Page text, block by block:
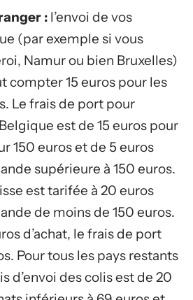
: l’envoi de vos
(par exemple si vous
Namur ou bien Bruxelles)
compter 15 euros pour les
Le frais de port pour
est de 15 euros pour
150 euros et de 5 euros
supérieure à 150 euros.
est tarifée à 20 euros
de moins de 150 euros.
d’achat, le frais de port
Pour tous les pays restants
d’envoi des colis est de 20